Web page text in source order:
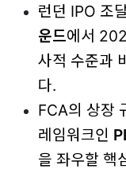
런던 IPO 조
운드에서
사적 수준과
다.
FCA의 상장
레임워크인
을 좌우할 핵